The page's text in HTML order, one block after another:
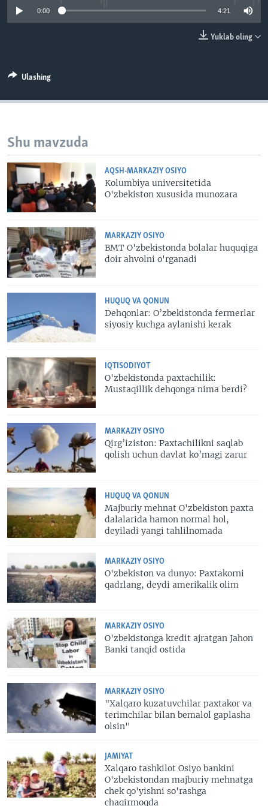
VIDEO
ODNOKLASSNIKI
SOUNDCLOUD
VOA
0:00 4:21
Yuklab oling
Ulashing
Shu mavzuda
AQSH-MARKAZIY OSIYO
Kolumbiya universitetida
O'zbekiston xususida munozara
MARKAZIY OSIYO
BMT O'zbekistonda bolalar huquqiga
doir ahvolni o'rganadi
HUQUQ VA QONUN
Dehqonlar: O’zbekistonda fermerlar
siyosiy kuchga aylanishi kerak
IQTISODIYOT
O'zbekistonda paxtachilik:
Mustaqillik dehqonga nima berdi?
MARKAZIY OSIYO
Qirg’iziston: Paxtachilikni saqlab
qolish uchun davlat ko’magi zarur
HUQUQ VA QONUN
Majburiy mehnat O'zbekiston paxta
dalalarida hamon normal hol,
deyiladi yangi tahlilnomada
MARKAZIY OSIYO
O'zbekiston va dunyo: Paxtakorni
qadrlang, deydi amerikalik olim
MARKAZIY OSIYO
O'zbekistonga kredit ajratgan Jahon
Banki tanqid ostida
MARKAZIY OSIYO
"Xalqaro kuzatuvchilar paxtakor va
terimchilar bilan bemalol gaplasha
olsin"
JAMIYAT
Xalqaro tashkilot Osiyo bankini
O'zbekistondan majburiy mehnatga
chek qo'yishni so'rashga
chaqirmoqda